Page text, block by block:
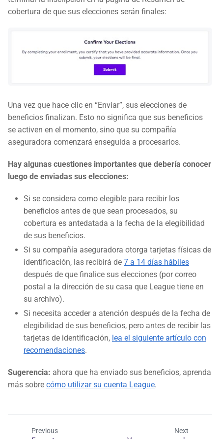
cobertura de que sus elecciones serán finales:
Una vez que hace clic en “Enviar”, sus elecciones de
beneficios finalizan. Esto no significa que sus beneficios
se activen en el momento, sino que su compañía
aseguradora comenzará enseguida a procesarlos.
Hay algunas cuestiones importantes que debería conocer
luego de enviadas sus elecciones:
Si se considera como elegible para recibir los
beneficios antes de que sean procesados, su
cobertura es antedatada a la fecha de la elegibilidad
de sus beneficios.
Si su compañía aseguradora otorga tarjetas físicas de
identificación, las recibirá de 7 a 14 días hábiles
después de que finalice sus elecciones (por correo
postal a la dirección de su casa que League tiene en
su archivo).
Si necesita acceder a atención después de la fecha de
elegibilidad de sus beneficios, pero antes de recibir las
tarjetas de identificación, lea el siguiente artículo con
recomendaciones.
Sugerencia: ahora que ha enviado sus beneficios, aprenda
más sobre cómo utilizar su cuenta League.
Previous Next